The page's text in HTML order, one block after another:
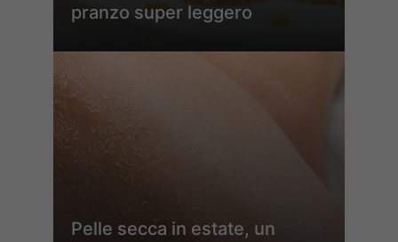
pranzo super leggero
Pelle secca in estate, un